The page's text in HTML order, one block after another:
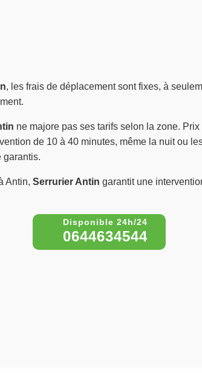
, les frais de déplacement sont fixes, à
ne majore pas ses tarifs selon la zone.
de 10 à 40 minutes, même la nuit ou
garantis.
Antin, Serrurier Antin garantit une
0644634544